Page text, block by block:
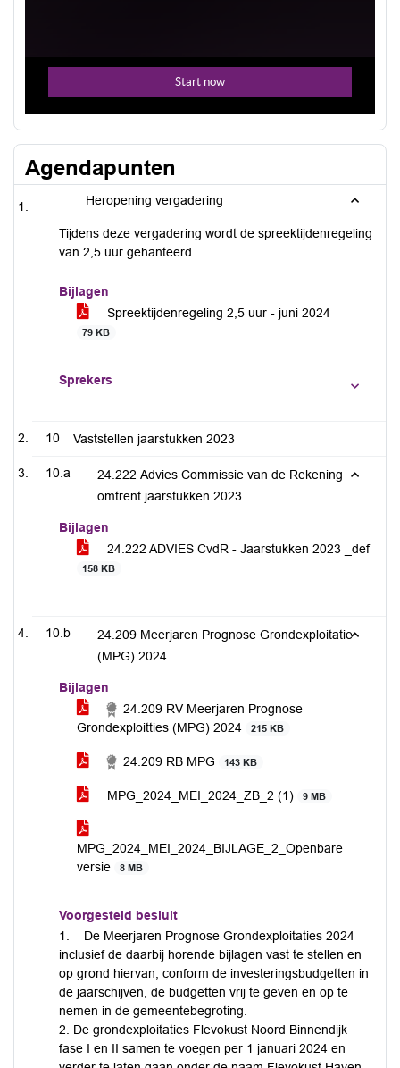
Agendapunten
Heropening vergadering
Tijdens deze vergadering wordt de spreektijdenregeling
van 2,5 uur gehanteerd.
Bijlagen
Spreektijdenregeling 2,5 uur - juni 2024
79 KB
Sprekers
10 Vaststellen jaarstukken 2023
10.a
24.222 Advies Commissie van de Rekening
omtrent jaarstukken 2023
Bijlagen
24.222 ADVIES CvdR - Jaarstukken 2023 _def
158 KB
10.b
24.209 Meerjaren Prognose Grondexploitatie
(MPG) 2024
Bijlagen
24.209 RV Meerjaren Prognose
Grondexploitties (MPG) 2024
215 KB
24.209 RB MPG 143 KB
MPG_2024_MEI_2024_ZB_2 (1) 9 MB
MPG_2024_MEI_2024_BIJLAGE_2_Openbare
versie
8 MB
Voorgesteld besluit
1. De Meerjaren Prognose Grondexploitaties 2024
inclusief de daarbij horende bijlagen vast te stellen en
op grond hiervan, conform de investeringsbudgetten in
de jaarschijven, de budgetten vrij te geven en op te
nemen in de gemeentebegroting.
2. De grondexploitaties Flevokust Noord Binnendijk
fase I en II samen te voegen per 1 januari 2024 en